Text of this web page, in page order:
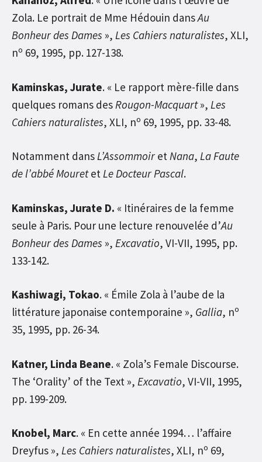
Zola. Le portrait de Mme Hédouin dansAu
Bonheur des Dames », Les Cahiers naturalistes, XLI,
no 69, 1995, pp. 127-138.
Kaminskas, Jurate. « Le rapport mère-fille dans
quelques romans des Rougon-Macquart», Les
Cahiers naturalistes, XLI, no 69, 1995, pp. 33-48.
Notamment dansL’Assommoir etNana, La Faute
de l’abbé MouretetLe Docteur Pascal.
Kaminskas, Jurate D. « Itinéraires de la femme
seule à Paris. Pour une lecture renouvelée d’Au
Bonheur des Dames », Excavatio, VI-VII, 1995, pp.
133-142.
Kashiwagi, Tokao. « Émile Zola à l’aube de la
littérature japonaise contemporaine », Gallia, no
35, 1995, pp. 26-34.
Katner, Linda Beane. « Zola’s Female Discourse.
The ‘Orality’ of the Text », Excavatio, VI-VII, 1995,
pp. 199-209.
Knobel, Marc. « En cette année 1994… l’affaire
Dreyfus », Les Cahiers naturalistes, XLI, no 69,